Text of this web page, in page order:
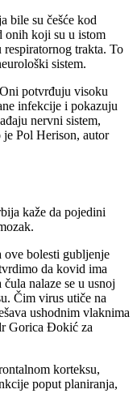
bile su češće kod
onih koji su u istom
trakta. To
sistem.
potvrđuju visoku
infekcije i pokazuju
nervni sistem,
je Pol Herison, autor
kaže da pojedini
ove bolesti gubljenje
da kovid ima
nalaze se u usnoj
Čim virus utiče na
ushodnim vlaknima
Gorica Đokić za
korteksu,
poput planiranja,